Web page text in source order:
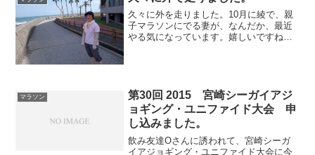
グ。19時スタート...
久々に外を走りました。10月に綾で、親
子マラソンにでる妻が、なんだか、最近
やる気になっています。嬉しいですね、
マラソン
第30回 2015 宮崎シーガイアジ
ョギング・ユニファイド大会 申
し込みました。
飲み友達Oさんに誘われて、宮崎シーガ
イアジョギング・ユニファイド大会に今